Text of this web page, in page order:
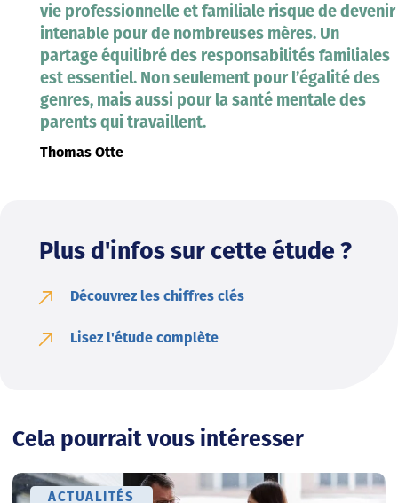
vie professionnelle et familiale risque de devenir
intenable pour de nombreuses mères. Un
partage équilibré des responsabilités familiales
est essentiel. Non seulement pour l’égalité des
genres, mais aussi pour la santé mentale des
parents qui travaillent.
Thomas Otte
Plus d'infos sur cette étude ?
Découvrez les chiffres clés
Lisez l'étude complète
Cela pourrait vous intéresser
ACTUALITÉS